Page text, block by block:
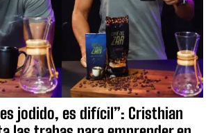
jodido, es difícil”: Cristhian